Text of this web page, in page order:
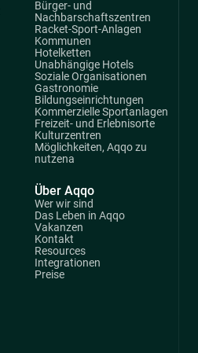
Bürger- und
Nachbarschaftszentren
Racket-Sport-Anlagen
Kommunen
Hotelketten
Unabhängige Hotels
Soziale Organisationen
Gastronomie
Bildungseinrichtungen
Kommerzielle Sportanlagen
Freizeit- und Erlebnisorte
Kulturzentren
Möglichkeiten, Aqqo zu
nutzena
Über Aqqo
Wer wir sind
Das Leben in Aqqo
Vakanzen
Kontakt
Resources
Integrationen
Preise